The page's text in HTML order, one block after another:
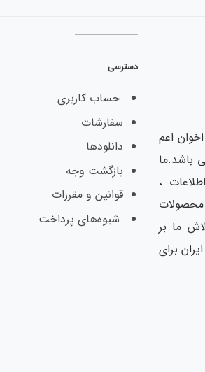
اعم
باشد.ما
،
محصولات
ما بر
برای
دسترسی
حساب کاربری
سفارشات
دانلودها
بازگشت وجه
قوانین و مقررات
شیوه‌های پرداخت